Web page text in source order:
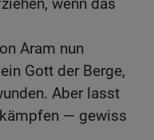
wenn das
Aram nun
Gott der Berge,
Aber lasst
— gewiss